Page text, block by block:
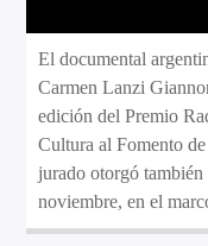
El documental
Carmen Lanzi
edición del Premio
Cultura al Fomento
jurado otorgó también
noviembre, en el